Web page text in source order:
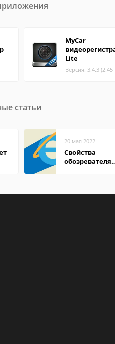
MyCar
Lite
Версия: 3.4.3
статьи
20 мая 2022
Свойства
обозревателя